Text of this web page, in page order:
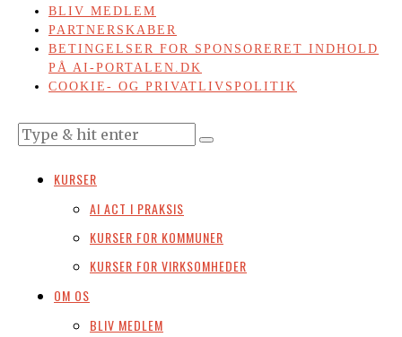
BLIV MEDLEM
PARTNERSKABER
BETINGELSER FOR SPONSORERET INDHOLD
PÅ AI-PORTALEN.DK
COOKIE- OG PRIVATLIVSPOLITIK
KURSER
AI ACT I PRAKSIS
KURSER FOR KOMMUNER
KURSER FOR VIRKSOMHEDER
OM OS
BLIV MEDLEM